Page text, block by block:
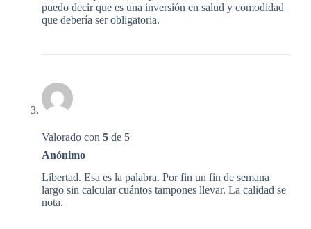
puedo decir que es una inversión en salud y comodidad
que debería ser obligatoria.
Valorado con 5 de 5
Anónimo
Libertad. Esa es la palabra. Por fin un fin de semana
largo sin calcular cuántos tampones llevar. La calidad se
nota.